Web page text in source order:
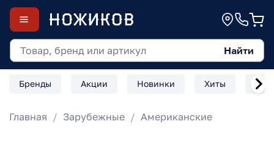
Найти
Бренды Акции Новинки Хиты
Главная Зарубежные Американские